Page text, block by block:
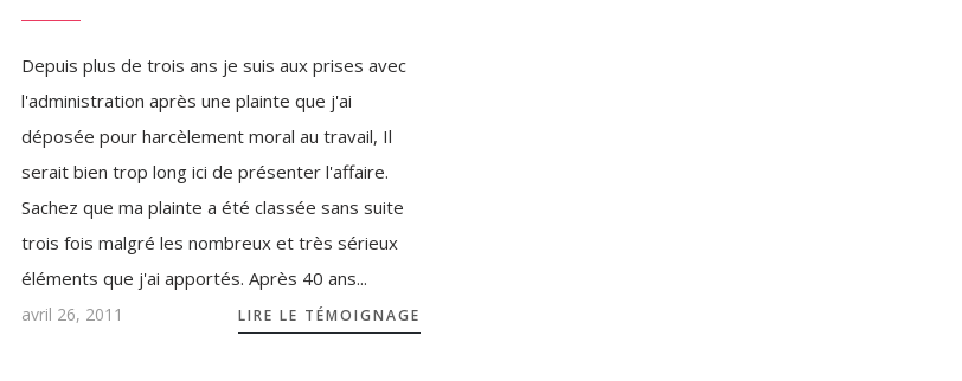
Depuis plus de trois ans je suis aux prises avec
l'administration après une plainte que j'ai
déposée pour harcèlement moral au travail, Il
serait bien trop long ici de présenter l'affaire.
Sachez que ma plainte a été classée sans suite
trois fois malgré les nombreux et très sérieux
éléments que j'ai apportés. Après 40 ans...
avril 26, 2011 LIRE LE TÉMOIGNAGE